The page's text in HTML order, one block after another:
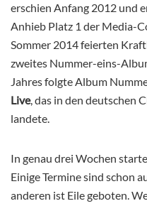
erschien Anfang 2012 und
Anhieb Platz 1 der Media-
Sommer 2014 feierten
zweites Nummer-eins-
Jahres folgte Album
Live, das in den deutschen
landete.
In genau drei Wochen
Einige Termine sind schon
anderen ist Eile geboten.